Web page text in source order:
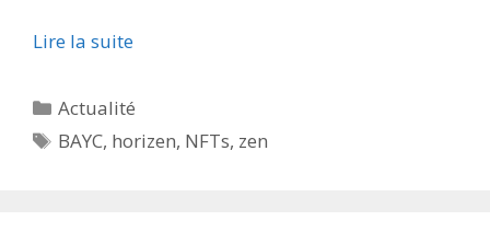
Lire la suite
Catégories
Actualité
Étiquettes
BAYC, horizen, NFTs, zen